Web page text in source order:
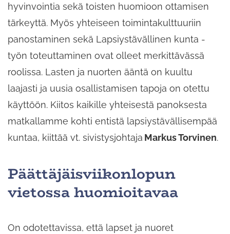
hyvinvointia sekä toisten huomioon ottamisen
tärkeyttä. Myös yhteiseen toimintakulttuuriin
panostaminen sekä Lapsiystävällinen kunta -
työn toteuttaminen ovat olleet merkittävässä
roolissa. Lasten ja nuorten ääntä on kuultu
laajasti ja uusia osallistamisen tapoja on otettu
käyttöön. Kiitos kaikille yhteisestä panoksesta
matkallamme kohti entistä lapsiystävällisempää
kuntaa, kiittää vt. sivistysjohtaja Markus Torvinen.
Päättäjäisviikonlopun
vietossa huomioitavaa
On odotettavissa, että lapset ja nuoret